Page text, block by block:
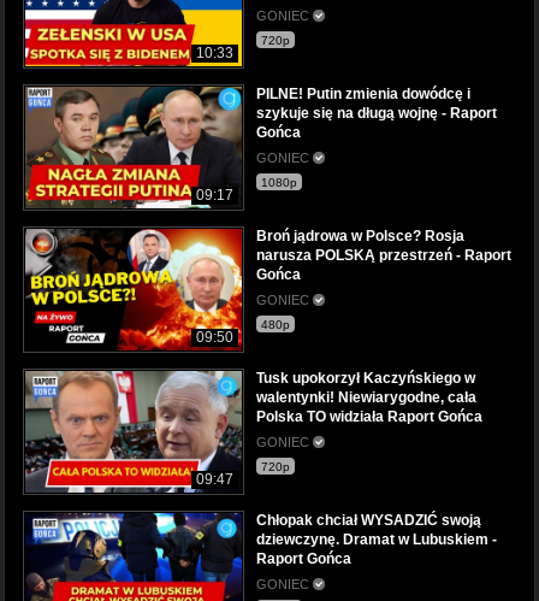
10:33
GONIEC
720p
09:17
PILNE! Putin zmienia dowódcę i
szykuje się na długą wojnę - Raport
Gońca
GONIEC
1080p
09:50
Broń jądrowa w Polsce? Rosja
narusza POLSKĄ przestrzeń - Raport
Gońca
GONIEC
480p
09:47
Tusk upokorzył Kaczyńskiego w
walentynki! Niewiarygodne, cała
Polska TO widziała Raport Gońca
GONIEC
720p
Chłopak chciał WYSADZIĆ swoją
dziewczynę. Dramat w Lubuskiem -
Raport Gońca
GONIEC